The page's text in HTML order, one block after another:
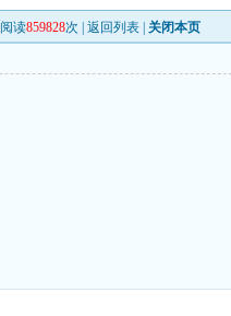
阅读859828次 |返回列表 关闭本页